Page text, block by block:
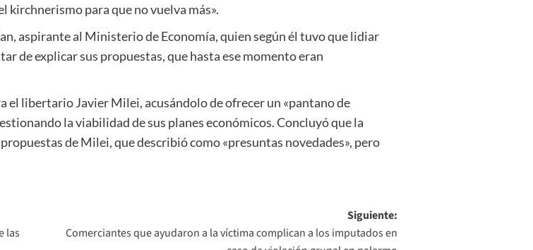
kirchnerismo para que no vuelva más».
aspirante al Ministerio de Economía, quien según él tuvo que lidiar
de explicar sus propuestas, que hasta ese momento eran
libertario Javier Milei, acusándolo de ofrecer un «pantano de
la viabilidad de sus planes económicos. Concluyó que la
de Milei, que describió como «presuntas novedades», pero
las
Siguiente:
Comerciantes que ayudaron a la víctima complican a los imputados en